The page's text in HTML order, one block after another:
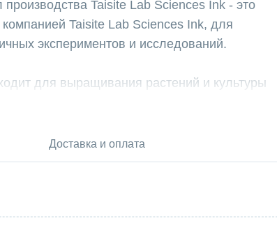
Taisite Lab Sciences Ink - это
Taisite Lab Sciences Ink, для
экспериментов и исследований.
для выращивания растений и культуры
культурами. Она также может
и мелких животных, определения БПК для
испытательного оборудования и
Доставка и оплата